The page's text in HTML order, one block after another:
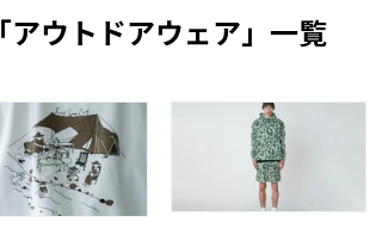
「アウトドアウェア」一覧